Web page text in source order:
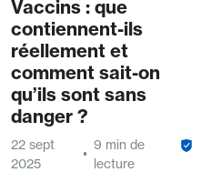
Vaccins : que
contiennent-ils
réellement et
comment sait-on
qu’ils sont sans
danger ?
22 sept
2025
9 min de
lecture